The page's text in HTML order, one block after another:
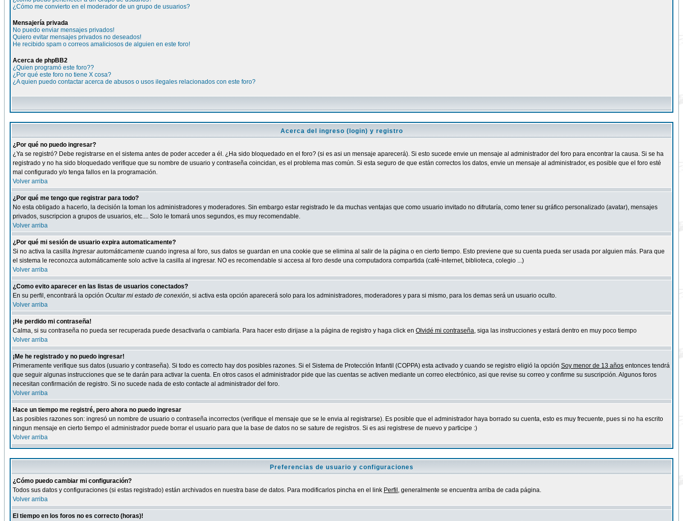
¿Cómo me convierto en el moderador de un grupo de usuarios?
Mensajería privada
No puedo enviar mensajes privados!
Quiero evitar mensajes privados no deseados!
He recibido spam o correos amaliciosos de alguien en este foro!
Acerca de phpBB2
¿Quien programó este foro??
¿Por qué este foro no tiene X cosa?
¿A quien puedo contactar acerca de abusos o usos ilegales relacionados con este foro?
Acerca del ingreso (login) y registro
¿Por qué no puedo ingresar?
¿Ya se registró? Debe registrarse en el sistema antes de poder acceder a él. ¿Ha sido bloquedado en el foro? (si es asi un mensaje aparecerá). Si esto sucede envie un mensaje al administrador del foro para encontrar la causa. Si se ha
registrado y no ha sido bloquedado verifique que su nombre de usuario y contraseña coincidan, es el problema mas común. Si esta seguro de que están correctos los datos, envie un mensaje al administrador, es posible que el foro esté
mal configurado y/o tenga fallos en la programación.
Volver arriba
¿Por qué me tengo que registrar para todo?
No esta obligado a hacerlo, la decisión la toman los administradores y moderadores. Sin embargo estar registrado le da muchas ventajas que como usuario invitado no difrutaría, como tener su gráfico personalizado (avatar), mensajes
privados, suscripcion a grupos de usuarios, etc.... Solo le tomará unos segundos, es muy recomendable.
Volver arriba
¿Por qué mi sesión de usuario expira automaticamente?
Si no activa la casilla Ingresar automáticamente cuando ingresa al foro, sus datos se guardan en una cookie que se elimina al salir de la página o en cierto tiempo. Esto previene que su cuenta pueda ser usada por alguien más. Para que
el sistema le reconozca automáticamente solo active la casilla al ingresar. NO es recomendable si accesa al foro desde una computadora compartida (café-internet, biblioteca, colegio ...)
Volver arriba
¿Como evito aparecer en las listas de usuarios conectados?
En su perfil, encontrará la opción Ocultar mi estado de conexión, si activa esta opción aparecerá solo para los administradores, moderadores y para si mismo, para los demas será un usuario oculto.
Volver arriba
¡He perdido mi contraseña!
Calma, si su contraseña no pueda ser recuperada puede desactivarla o cambiarla. Para hacer esto dirijase a la página de registro y haga click en Olvidé mi contraseña, siga las instrucciones y estará dentro en muy poco tiempo
Volver arriba
¡Me he registrado y no puedo ingresar!
Primeramente verifique sus datos (usuario y contraseña). Si todo es correcto hay dos posibles razones. Si el Sistema de Protección Infantil (COPPA) esta activado y cuando se registro eligió la opción Soy menor de 13 años entonces tendrá
que seguir algunas instrucciones que se te darán para activar la cuenta. En otros casos el administrador pide que las cuentas se activen mediante un correo electrónico, asi que revise su correo y confirme su suscripción. Algunos foros
necesitan confirmación de registro. Si no sucede nada de esto contacte al administrador del foro.
Volver arriba
Hace un tiempo me registré, pero ahora no puedo ingresar
Las posibles razones son: ingresó un nombre de usuario o contraseña incorrectos (verifique el mensaje que se le envia al registrarse). Es posible que el administrador haya borrado su cuenta, esto es muy frecuente, pues si no ha escrito
ningun mensaje en cierto tiempo el administrador puede borrar el usuario para que la base de datos no se sature de registros. Si es asi registrese de nuevo y participe :)
Volver arriba
Preferencias de usuario y configuraciones
¿Cómo puedo cambiar mi configuración?
Todos sus datos y configuraciones (si estas registrado) están archivados en nuestra base de datos. Para modificarlos pincha en el link Perfil , generalmente se encuentra arriba de cada página.
Volver arriba
El tiempo en los foros no es correcto (horas)!